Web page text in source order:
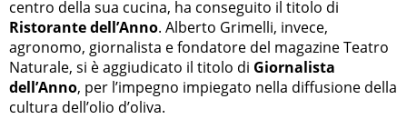
centro della sua cucina, ha conseguito il titolo di
Ristorante dell’Anno. Alberto Grimelli, invece,
agronomo, giornalista e fondatore del magazine Teatro
Naturale, si è aggiudicato il titolo di Giornalista
dell’Anno, per l’impegno impiegato nella diffusione della
cultura dell’olio d’oliva.